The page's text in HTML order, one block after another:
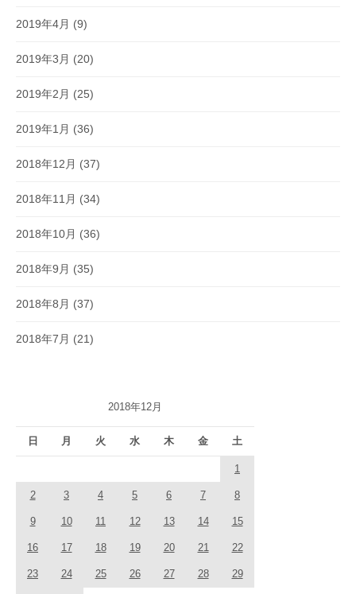
2019年4月 (9)
2019年3月 (20)
2019年2月 (25)
2019年1月 (36)
2018年12月 (37)
2018年11月 (34)
2018年10月 (36)
2018年9月 (35)
2018年8月 (37)
2018年7月 (21)
2018年12月
日 月 火 水 木 金 土
1
2 3 4 5 6 7 8
9 10 11 12 13 14 15
16 17 18 19 20 21 22
23 24 25 26 27 28 29